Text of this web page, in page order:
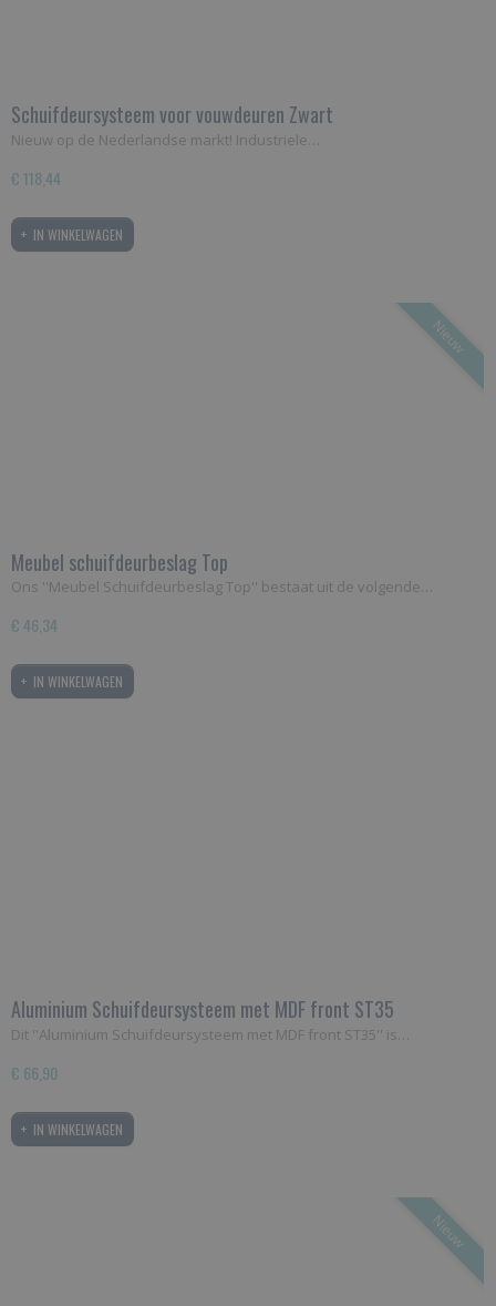
Schuifdeursysteem voor vouwdeuren Zwart
Nieuw op de Nederlandse markt! Industriele…
€ 118,44
IN WINKELWAGEN
Nieuw
Meubel schuifdeurbeslag Top
Ons ''Meubel Schuifdeurbeslag Top'' bestaat uit de volgende…
€ 46,34
IN WINKELWAGEN
Aluminium Schuifdeursysteem met MDF front ST35
Dit ''Aluminium Schuifdeursysteem met MDF front ST35'' is…
€ 66,90
IN WINKELWAGEN
Nieuw